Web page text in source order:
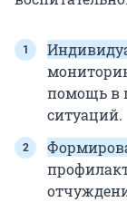
помощь в
ситуаций.